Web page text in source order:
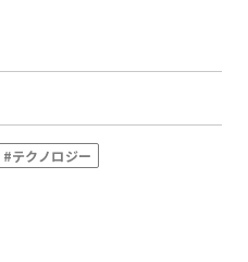
#テクノロジー